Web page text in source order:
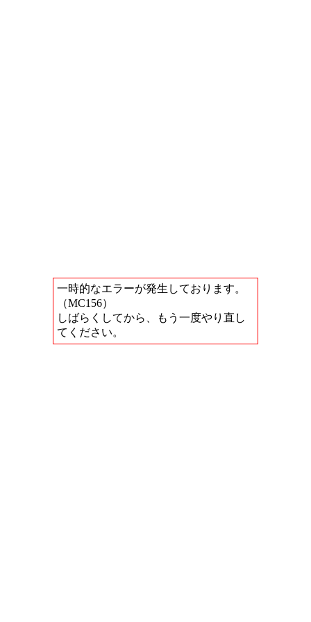
一時的なエラーが発生しております。
（MC156）
しばらくしてから、もう一度やり直し
てください。